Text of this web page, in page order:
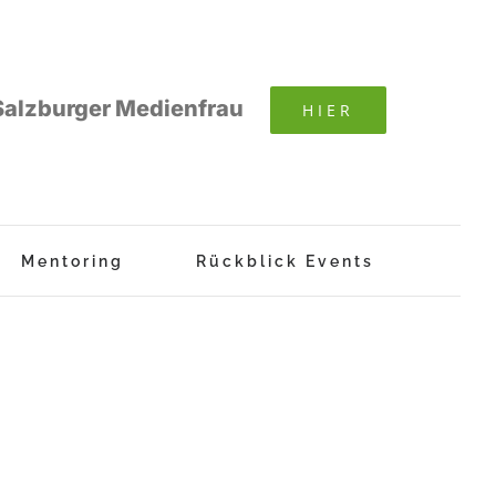
Medienfrau HIER
Mentoring Rückblick Events